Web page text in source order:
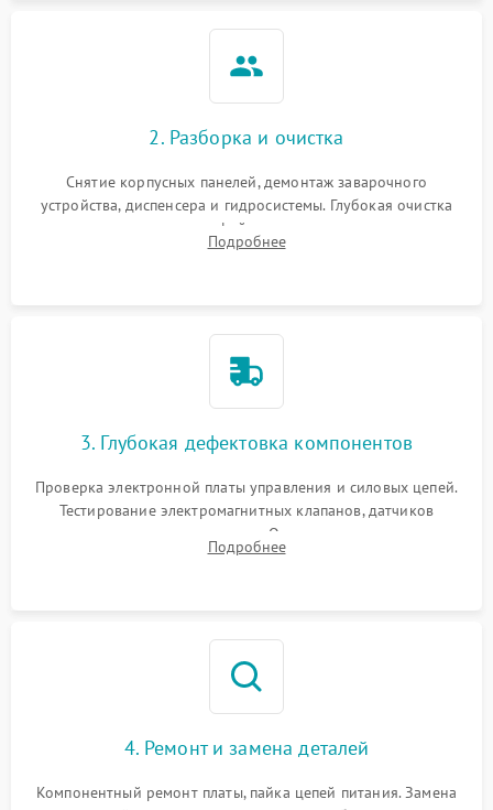
2. Разборка и очистка
Снятие корпусных панелей, демонтаж заварочного
устройства, диспенсера и гидросистемы. Глубокая очистка
внутренних узлов от кофейных масел, жмыха и накипи.
Промывка дренажных каналов и фильтров с использованием
Подробнее
3. Глубокая дефектовка компонентов
Проверка электронной платы управления и силовых цепей.
Тестирование электромагнитных клапанов, датчиков
температуры и расходомера. Оценка степени износа
жерновов кофемолки, уплотнительных колец гидросистемы
Подробнее
4. Ремонт и замена деталей
Компонентный ремонт платы, пайка цепей питания. Замена